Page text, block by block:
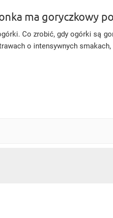
ma goryczkowy
Co zrobić, gdy ogórki są
o intensywnych